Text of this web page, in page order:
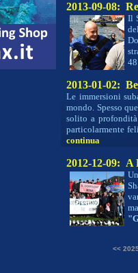
2013-09-08:
Il
2013-01-02:
Le immersioni
mondo. Spesso
solito a
particolarmente
continua
2012-12-09: A
<<